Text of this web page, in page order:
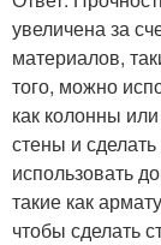
увеличена за
материалов,
того, можно
как колонны
стены и
использовать
такие как
чтобы сделать